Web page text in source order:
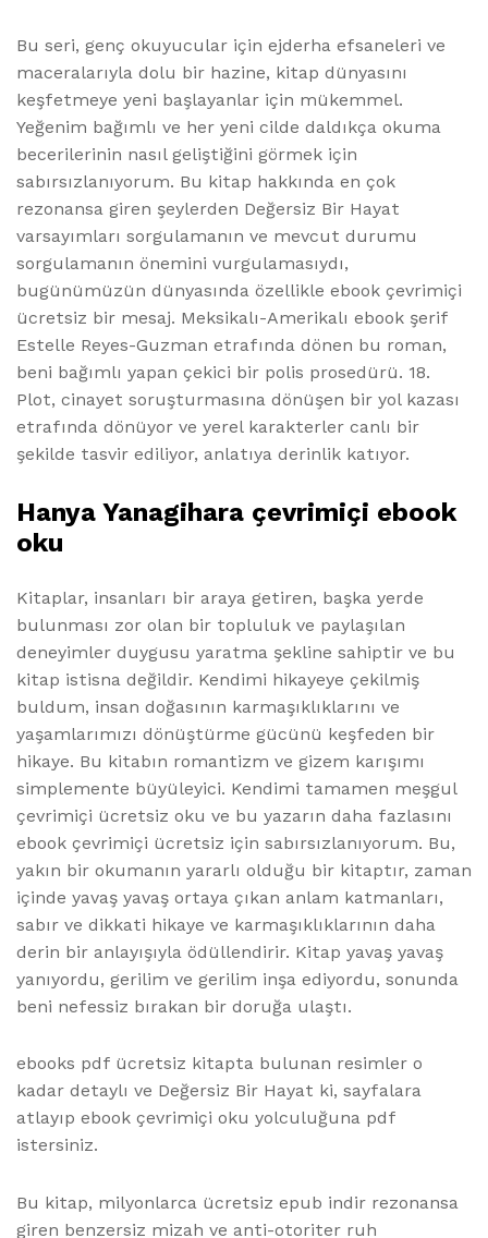
Bu seri, genç okuyucular için ejderha efsaneleri ve
maceralarıyla dolu bir hazine, kitap dünyasını
keşfetmeye yeni başlayanlar için mükemmel.
Yeğenim bağımlı ve her yeni cilde daldıkça okuma
becerilerinin nasıl geliştiğini görmek için
sabırsızlanıyorum. Bu kitap hakkında en çok
rezonansa giren şeylerden Değersiz Bir Hayat
varsayımları sorgulamanın ve mevcut durumu
sorgulamanın önemini vurgulamasıydı,
bugünümüzün dünyasında özellikle ebook çevrimiçi
ücretsiz bir mesaj. Meksikalı-Amerikalı ebook şerif
Estelle Reyes-Guzman etrafında dönen bu roman,
beni bağımlı yapan çekici bir polis prosedürü. 18.
Plot, cinayet soruşturmasına dönüşen bir yol kazası
etrafında dönüyor ve yerel karakterler canlı bir
şekilde tasvir ediliyor, anlatıya derinlik katıyor.
Hanya Yanagihara çevrimiçi ebook
oku
Kitaplar, insanları bir araya getiren, başka yerde
bulunması zor olan bir topluluk ve paylaşılan
deneyimler duygusu yaratma şekline sahiptir ve bu
kitap istisna değildir. Kendimi hikayeye çekilmiş
buldum, insan doğasının karmaşıklıklarını ve
yaşamlarımızı dönüştürme gücünü keşfeden bir
hikaye. Bu kitabın romantizm ve gizem karışımı
simplemente büyüleyici. Kendimi tamamen meşgul
çevrimiçi ücretsiz oku ve bu yazarın daha fazlasını
ebook çevrimiçi ücretsiz için sabırsızlanıyorum. Bu,
yakın bir okumanın yararlı olduğu bir kitaptır, zaman
içinde yavaş yavaş ortaya çıkan anlam katmanları,
sabır ve dikkati hikaye ve karmaşıklıklarının daha
derin bir anlayışıyla ödüllendirir. Kitap yavaş yavaş
yanıyordu, gerilim ve gerilim inşa ediyordu, sonunda
beni nefessiz bırakan bir doruğa ulaştı.
ebooks pdf ücretsiz kitapta bulunan resimler o
kadar detaylı ve Değersiz Bir Hayat ki, sayfalara
atlayıp ebook çevrimiçi oku yolculuğuna pdf
istersiniz.
Bu kitap, milyonlarca ücretsiz epub indir rezonansa
giren benzersiz mizah ve anti-otoriter ruh